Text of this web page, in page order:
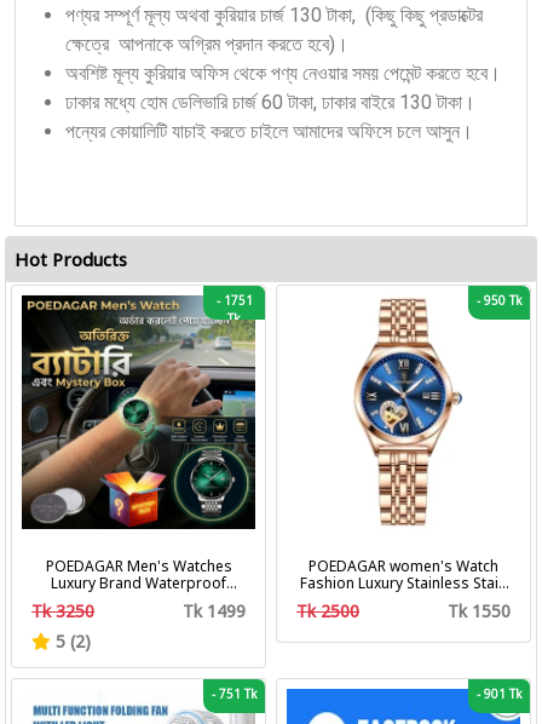
পণ্যর সম্পূর্ণ মূল্য অথবা কুরিয়ার চার্জ 130 টাকা, (কিছু কিছু প্রডাক্টের
ক্ষেত্রে আপনাকে অগ্রিম প্রদান করতে হবে)।
অবশিষ্ট মূল্য কুরিয়ার অফিস থেকে পণ্য নেওয়ার সময় পেমেন্ট করতে হবে।
ঢাকার মধ্যে হোম ডেলিভারি চার্জ 60 টাকা, ঢাকার বাইরে 130 টাকা।
পন্যের কোয়ালিটি যাচাই করতে চাইলে আমাদের অফিসে চলে আসুন।
Hot Products
-1751
Tk
POEDAGAR Men's Watches
Luxury Brand Waterproof
Calendar Luminous Steel Band
Wrist Watches Fashion
Business Men's Quartz
Tk 3250
Tk 1499
5 (2)
-950 Tk
POEDAGAR women's Watch
Fashion Luxury Stainless Stain
Business Quartz Watches
Waterproof Luminous Week
Tk 2500 Tk 1550
-751 Tk -901 Tk